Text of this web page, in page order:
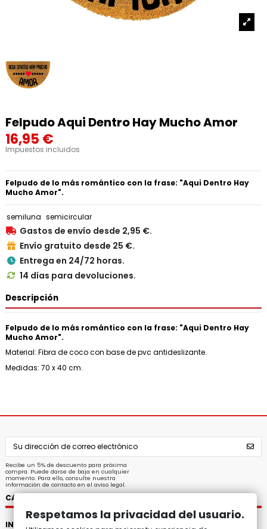
Felpudo Aqui Dentro Hay Mucho Amor
16,95 €
Impuestos incluidos
Felpudo de lo más romántico con la frase: "Aqui Dentro Hay
Mucho Amor".
semiluna semicircular
 Gastos de envío desde 2,95 €.
 Envío gratuito desde 25 €.
 Entrega en 24/72 horas.
 14 días para devoluciones.
Descripción
Felpudo de lo más romántico con la frase: "Aqui Dentro Hay
Mucho Amor".
Material: Fibra de coco con base de pvc antideslizante.
Medidas: 70 x 40 cm.
Recibe un 5% de descuento para próxima
compra. Puede darse de baja en cualquier
momento. Para ello, consulte nuestra
información de contacto en el aviso legal.
CATEGORÍAS
INFORMACIÓN
Respetamos la privacidad del usuario.